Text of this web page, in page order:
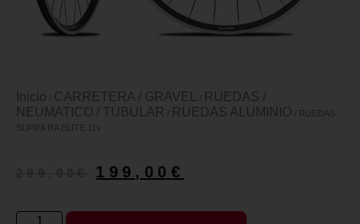
Inicio CARRETERA / GRAVEL
RUEDAS /
NEUMATICO / TUBULAR
RUEDAS ALUMINIO / RUEDAS
SUPRA RA ELITE 11v
199,00 €